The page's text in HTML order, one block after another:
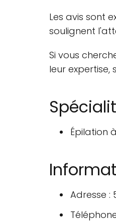
Les avis sont
soulignent
Si vous
leur
Épilation
Adresse :